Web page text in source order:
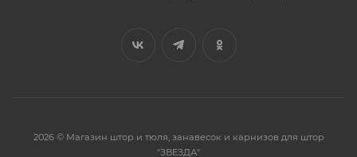
2026 © Магазин штор и тюля, занавесок и карнизов для штор
"ЗВЕЗДА"